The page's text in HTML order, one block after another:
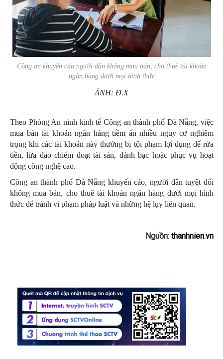
Công an khuyến cáo người dân không mua bán, cho thuê tài khoản
ngân hàng dưới mọi hình thức
ẢNH: Đ.X
Theo Phòng An ninh kinh tế Công an thành phố Đà Nẵng, việc
mua bán tài khoản ngân hàng tiềm ẩn nhiều nguy cơ nghiêm
trọng khi các tài khoản này thường bị tội phạm lợi dụng để rửa
tiền, lừa đảo chiếm đoạt tài sản, đánh bạc hoặc phục vụ hoạt
động công nghệ cao.
Công an thành phố Đà Nẵng khuyến cáo, người dân tuyệt đối
không mua bán, cho thuê tài khoản ngân hàng dưới mọi hình
thức để tránh vi phạm pháp luật và những hệ lụy liên quan.
Nguồn: thanhnien.vn